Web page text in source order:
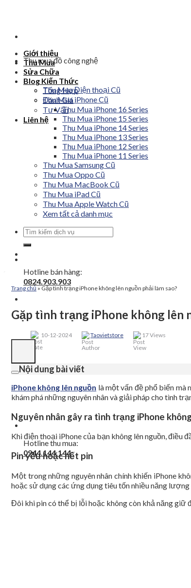
Giới thiệu
Thu Mua
Sửa Chữa
Blog Kiến Thức
Tổng Hợp
Đánh Giá
Tư Vấn
Liên hệ
Hotline bán hàng:
0824.903.903
Hotline thu mua:
0944.144.144
Thu mua đồ công nghệ
Thu Mua Điện thoại Cũ
Thu Mua iPhone Cũ
Thu Mua iPhone 16 Series
Thu Mua iPhone 15 Series
Thu Mua iPhone 14 Series
Thu Mua iPhone 13 Series
Thu Mua iPhone 12 Series
Thu Mua iPhone 11 Series
Thu Mua Samsung Cũ
Thu Mua Oppo Cũ
Thu Mua MacBook Cũ
Thu Mua iPad Cũ
Thu Mua Apple Watch Cũ
Xem tất cả danh mục
Tìm
kiếm:
Trang chủ » Gặp tình trạng iPhone không lên nguồn phải làm sao?
Gặp tình trạng iPhone không lên
10-12-2024 Taovietstore 17 Views
Nội dung bài viết
iPhone không lên nguồn là một vấn đề phổ biến mà
khám phá những nguyên nhân và giải pháp cho tình
Nguyên nhân gây ra tình trạng iPhone
Khi điện thoại iPhone của bạn không lên nguồn, điều
Pin yếu hoặc hết pin
Một trong những nguyên nhân chính khiến iPhone
hoặc sử dụng các ứng dụng tiêu tốn nhiều năng
Đôi khi pin có thể bị lỗi hoặc không còn khả năng giữ